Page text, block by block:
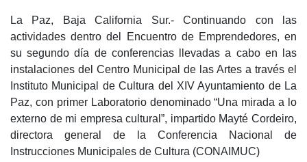
La Paz, Baja California Sur.- Continuando con las
actividades dentro del Encuentro de Emprendedores, en
su segundo día de conferencias llevadas a cabo en las
instalaciones del Centro Municipal de las Artes a través el
Instituto Municipal de Cultura del XIV Ayuntamiento de La
Paz, con primer Laboratorio denominado “Una mirada a lo
externo de mi empresa cultural”, impartido Mayté Cordeiro,
directora general de la Conferencia Nacional de
Instrucciones Municipales de Cultura (CONAIMUC)